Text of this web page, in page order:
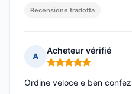
Recensione tradotta
A
Acheteur vérifié
Nota: 5 su 5
Ordine veloce e ben